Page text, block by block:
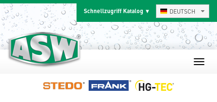
Zum
Inhalt
springen
Schnellzugriff Katalog DEUTSCH